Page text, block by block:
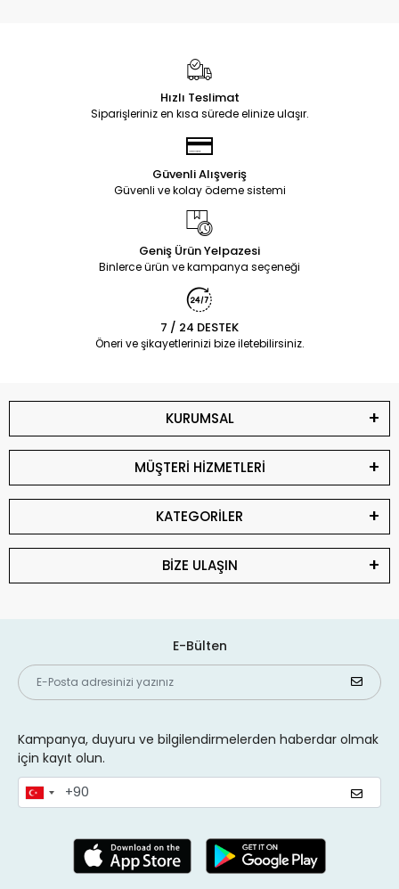
Hızlı Teslimat
Siparişleriniz en kısa sürede elinize ulaşır.
Güvenli Alışveriş
Güvenli ve kolay ödeme sistemi
Geniş Ürün Yelpazesi
Binlerce ürün ve kampanya seçeneği
7 / 24 DESTEK
Öneri ve şikayetlerinizi bize iletebilirsiniz.
KURUMSAL
MÜŞTERİ HİZMETLERİ
KATEGORİLER
BİZE ULAŞIN
E-Bülten
Kampanya, duyuru ve bilgilendirmelerden haberdar olmak
için kayıt olun.